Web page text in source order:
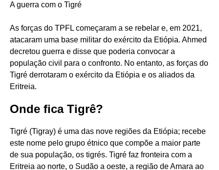
A guerra com o Tigré
As forças do TPFL começaram a se rebelar e, em 2021,
atacaram uma base militar do exército da Etiópia. Ahmed
decretou guerra e disse que poderia convocar a
população civil para o confronto. No entanto, as forças do
Tigré derrotaram o exército da Etiópia e os aliados da
Eritreia.
Onde fica Tigrê?
Tigré (Tigray) é uma das nove regiões da Etiópia; recebe
este nome pelo grupo étnico que compõe a maior parte
de sua população, os tigrés. Tigré faz fronteira com a
Eritreia ao norte, o Sudão a oeste, a região de Amara ao